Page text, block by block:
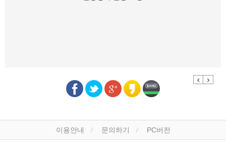
Previous
Next
이용안내 문의하기 PC버전